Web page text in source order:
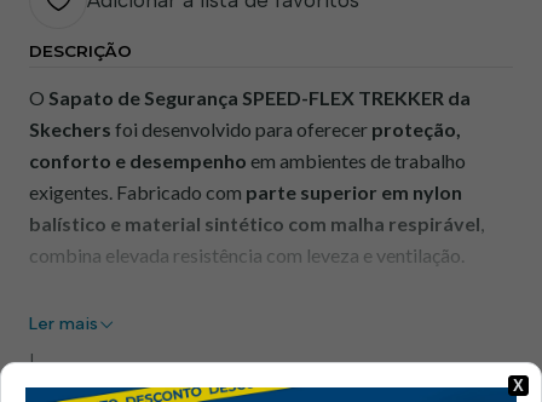
DESCRIÇÃO
O Sapato de Segurança SPEED-FLEX TREKKER da
Skechers foi desenvolvido para oferecer proteção,
conforto e desempenho em ambientes de trabalho
exigentes. Fabricado com parte superior em nylon
balístico e material sintético com malha respirável,
combina elevada resistência com leveza e ventilação.
não metálica, garantindo proteção contra impactos e
Ler mais
|
X